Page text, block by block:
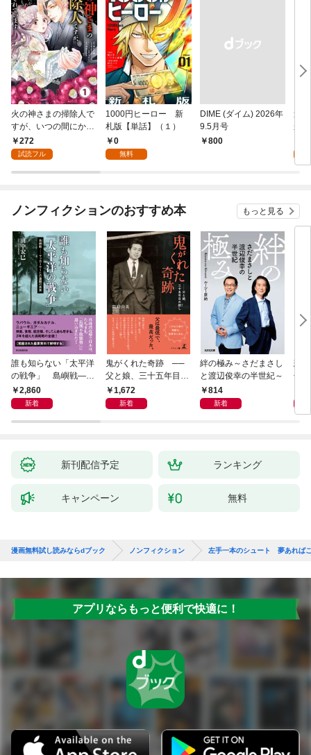
火の神さまの掃除人で
すが、いつの間にか花
嫁として溺愛されてい
ます【単話】（１）
272
試読フル
1000円ヒーロー 新
札版【単話】（１）
0
無料
DIME (ダイム) 2026年
9.5月号
￥800
追
か
れ
（
ノンフィクションのおすすめ本 もっと見る
誰も知らない「太平洋
の戦争」 島嶼戦――
マッカーサーとの激闘
の真実
2,860
新着
鬼がくれた奇跡 ──
父と娘、三十五年目の
赦し1,672
新着
絆の極み～さだまさし
と渡辺俊幸の半世紀～
814
新着
悲
子
新刊配信予定 ランキング
キャンペーン 無料
漫画無料試し読みならdブック ノンフィクション 左手一本のシュート 夢あれば
アプリならもっと便利で快適に！